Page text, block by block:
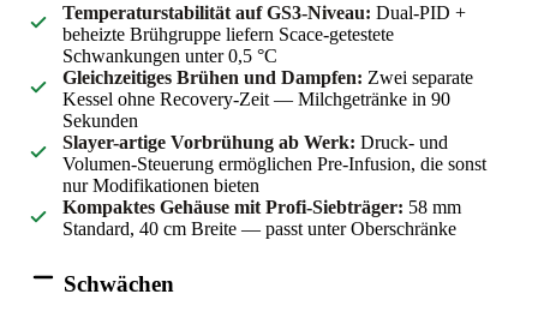
Temperaturstabilität auf GS3-Niveau: Dual-PID +
beheizte Brühgruppe liefern Scace-getestete
Schwankungen unter 0,5 °C
Gleichzeitiges Brühen und Dampfen: Zwei separate
Kessel ohne Recovery-Zeit — Milchgetränke in 90
Sekunden
Slayer-artige Vorbrühung ab Werk: Druck- und
Volumen-Steuerung ermöglichen Pre-Infusion, die sonst
nur Modifikationen bieten
Kompaktes Gehäuse mit Profi-Siebträger: 58 mm
Standard, 40 cm Breite — passt unter Oberschränke
Schwächen